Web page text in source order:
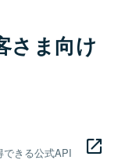
さま向け
できる公式API